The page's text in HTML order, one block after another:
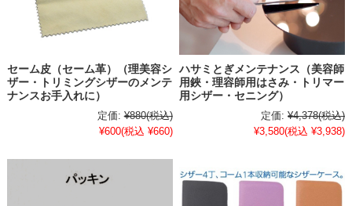
セーム皮（セーム革）（理美容シ
ザー・トリミングシザーのメンテ
ナンスお手入れに）
定価: ¥880(税込)
¥600(税込 ¥660)
ハサミとぎメンテナンス（美容師
用鋏・理容師用はさみ・トリマー
用シザー・セニング）
定価: ¥4,378(税込)
¥3,580(税込 ¥3,938)